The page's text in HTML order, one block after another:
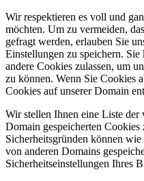
Wir respektieren es voll und
möchten. Um zu vermeiden,
gefragt werden, erlauben Sie
Einstellungen zu speichern.
andere Cookies zulassen, um
zu können. Wenn Sie Cookies
Cookies auf unserer Domain
Wir stellen Ihnen eine Liste
Domain gespeicherten
Sicherheitsgründen können
von anderen Domains
Sicherheitseinstellungen Ihres